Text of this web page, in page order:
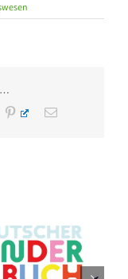
…
PinterestE-